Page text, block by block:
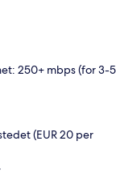
250+ mbps (for 3-5
(EUR 20 per